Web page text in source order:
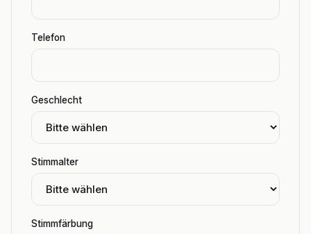
Telefon
Geschlecht
Stimmalter
Stimmfärbung